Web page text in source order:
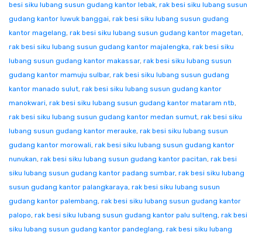
besi siku lubang susun gudang kantor lebak, rak besi siku lubang susun
gudang kantor luwuk banggai, rak besi siku lubang susun gudang
kantor magelang, rak besi siku lubang susun gudang kantor magetan,
rak besi siku lubang susun gudang kantor majalengka, rak besi siku
lubang susun gudang kantor makassar, rak besi siku lubang susun
gudang kantor mamuju sulbar, rak besi siku lubang susun gudang
kantor manado sulut, rak besi siku lubang susun gudang kantor
manokwari, rak besi siku lubang susun gudang kantor mataram ntb,
rak besi siku lubang susun gudang kantor medan sumut, rak besi siku
lubang susun gudang kantor merauke, rak besi siku lubang susun
gudang kantor morowali, rak besi siku lubang susun gudang kantor
nunukan, rak besi siku lubang susun gudang kantor pacitan, rak besi
siku lubang susun gudang kantor padang sumbar, rak besi siku lubang
susun gudang kantor palangkaraya, rak besi siku lubang susun
gudang kantor palembang, rak besi siku lubang susun gudang kantor
palopo, rak besi siku lubang susun gudang kantor palu sulteng, rak besi
siku lubang susun gudang kantor pandeglang, rak besi siku lubang